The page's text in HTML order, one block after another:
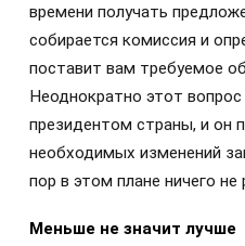
времени получать
собирается комиссия и
поставит вам требуемое
Неоднократно этот
президентом страны, и он
необходимых изменений
пор в этом плане ничего не
Меньше не значит лучше